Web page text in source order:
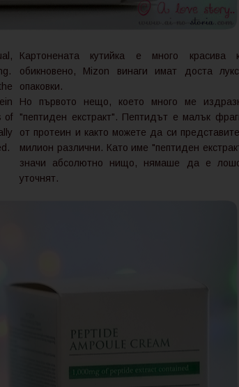
of
Картонената кутийка е много красива
обикновено, Mizon винаги имат доста
опаковки.
Но първото нещо, което много ме
"пептиден екстракт". Пептидът е малък
от протеин и както можете да си
милион различни. Като име "пептиден
значи абсолютно нищо, нямаше да е
уточнят.